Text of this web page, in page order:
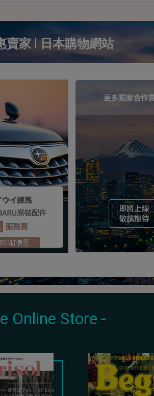
賣家|日本購物網站
Online Store